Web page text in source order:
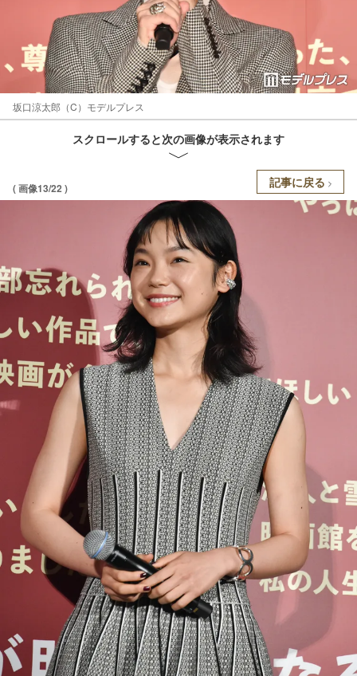
坂口涼太郎（C）モデルプレス
スクロールすると次の画像が表示されます
( 画像13/22 ) 記事に戻る